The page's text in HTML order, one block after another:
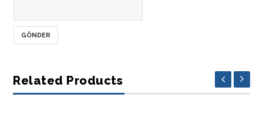
Related Products